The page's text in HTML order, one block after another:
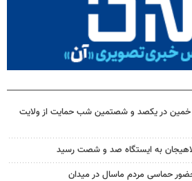
خمین در یکصد و شصتمین شب حمایت از ولایت
به ایستگاه صد و شصت رسید
حماسی مردم ماسال در میدان